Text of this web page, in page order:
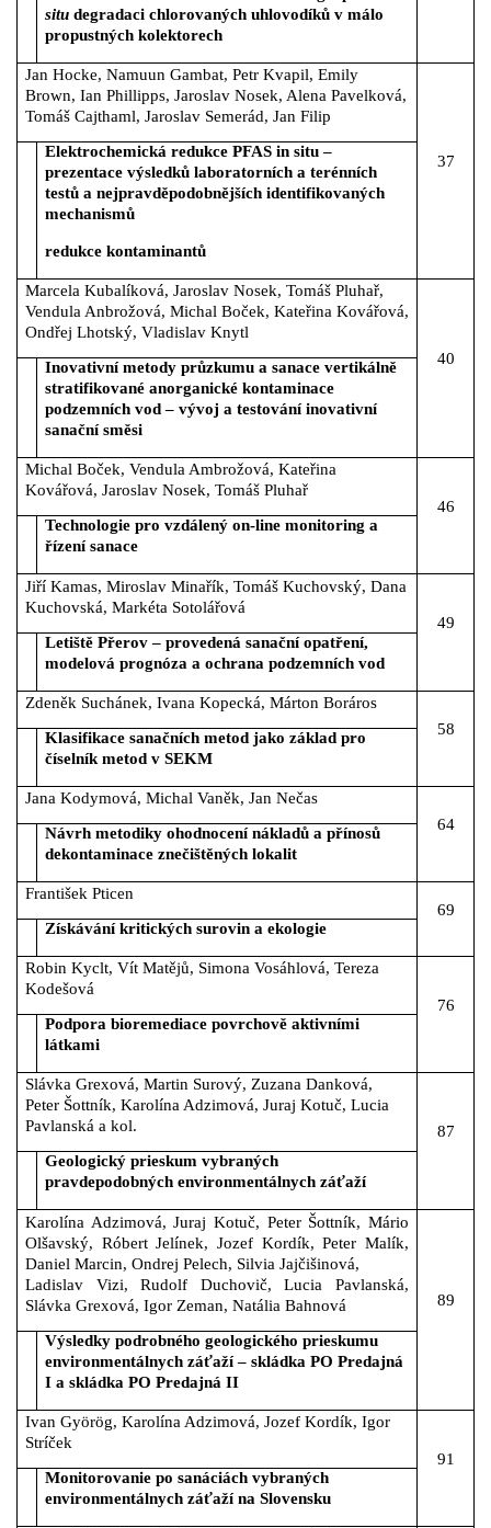
situ degradaci chlorovaných uhlovodíků v málo
propustných kolektorech
Jan Hocke, Namuun Gambat, Petr Kvapil, Emily
Brown, Ian Phillipps, Jaroslav Nosek, Alena Pavelková,
Tomáš Cajthaml, Jaroslav Semerád, Jan Filip
37
Elektrochemická redukce PFAS in situ ‒
prezentace výsledků laboratorních a terénních
testů a nejpravděpodobnějších identifikovaných
mechanismů
redukce kontaminantů
Marcela Kubalíková, Jaroslav Nosek, Tomáš Pluhař,
Vendula Anbrožová, Michal Boček, Kateřina Kovářová,
Ondřej Lhotský, Vladislav Knytl
40
Inovativní metody průzkumu a sanace vertikálně
stratifikované anorganické kontaminace
podzemních vod ‒ vývoj a testování inovativní
sanační směsi
Michal Boček, Vendula Ambrožová, Kateřina
Kovářová, Jaroslav Nosek, Tomáš Pluhař
46
Technologie pro vzdálený on-line monitoring a
řízení sanace
Jiří Kamas, Miroslav Minařík, Tomáš Kuchovský, Dana
Kuchovská, Markéta Sotolářová
49
Letiště Přerov ‒ provedená sanační opatření,
modelová prognóza a ochrana podzemních vod
Zdeněk Suchánek, Ivana Kopecká, Márton Boráros
58
Klasifikace sanačních metod jako základ pro
číselník metod v SEKM
Jana Kodymová, Michal Vaněk, Jan Nečas
64
Návrh metodiky ohodnocení nákladů a přínosů
dekontaminace znečištěných lokalit
František Pticen
69
Získávání kritických surovin a ekologie
Robin Kyclt, Vít Matějů, Simona Vosáhlová, Tereza
Kodešová
76
Podpora bioremediace povrchově aktivními
látkami
Slávka Grexová, Martin Surový, Zuzana Danková,
Peter Šottník, Karolína Adzimová, Juraj Kotuč, Lucia
Pavlanská a kol.
87
Geologický prieskum vybraných
pravdepodobných environmentálnych záťaží
Karolína Adzimová, Juraj Kotuč, Peter Šottník, Mário
Olšavský, Róbert Jelínek, Jozef Kordík, Peter Malík,
Daniel Marcin, Ondrej Pelech, Silvia Jajčišinová,
Ladislav Vizi, Rudolf Duchovič, Lucia Pavlanská,
Slávka Grexová, Igor Zeman, Natália Bahnová
89
Výsledky podrobného geologického prieskumu
environmentálnych záťaží – skládka PO Predajná
I a skládka PO Predajná II
Ivan Györög, Karolína Adzimová, Jozef Kordík, Igor
Stríček
91
Monitorovanie po sanáciách vybraných
environmentálnych záťaží na Slovensku